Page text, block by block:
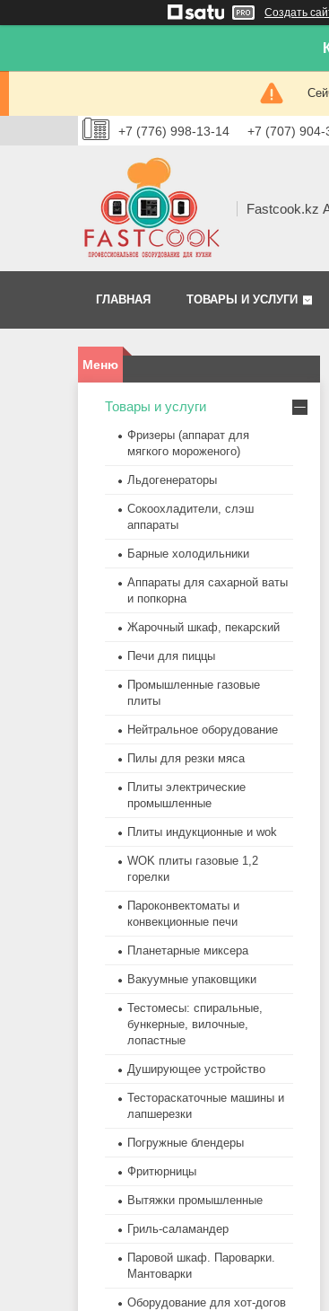
Создать
+7 (776) 998-13-14 +7 (707) 904-
Fastcook.kz
ГЛАВНАЯ ТОВАРЫ И УСЛУГИ
Товары и услуги
Фризеры (аппарат для
мягкого мороженого)
Льдогенераторы
Сокоохладители, слэш
аппараты
Барные холодильники
Аппараты для сахарной ваты
и попкорна
Жарочный шкаф, пекарский
Печи для пиццы
Промышленные газовые
плиты
Нейтральное оборудование
Пилы для резки мяса
Плиты электрические
промышленные
Плиты индукционные и wok
WOK плиты газовые 1,2
горелки
Пароконвектоматы и
конвекционные печи
Планетарные миксера
Вакуумные упаковщики
Тестомесы: спиральные,
бункерные, вилочные,
лопастные
Душирующее устройство
Тестораскаточные машины и
лапшерезки
Погружные блендеры
Фритюрницы
Вытяжки промышленные
Гриль-саламандер
Паровой шкаф. Пароварки.
Мантоварки
Оборудование для хот-догов